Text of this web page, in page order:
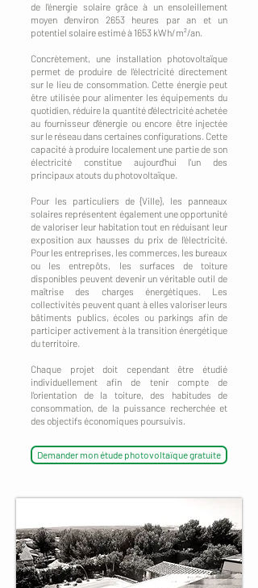
de l'énergie solaire grâce à un ensoleillement
moyen d'environ 2653 heures par an et un
potentiel solaire estimé à 1653 kWh/m²/an.
Concrètement, une installation photovoltaïque
permet de produire de l'électricité directement
sur le lieu de consommation. Cette énergie peut
être utilisée pour alimenter les équipements du
quotidien, réduire la quantité d'électricité achetée
au fournisseur d'énergie ou encore être injectée
sur le réseau dans certaines configurations. Cette
capacité à produire localement une partie de son
électricité constitue aujourd'hui l'un des
principaux atouts du photovoltaïque.
Pour les particuliers de {Ville}, les panneaux
solaires représentent également une opportunité
de valoriser leur habitation tout en réduisant leur
exposition aux hausses du prix de l'électricité.
Pour les entreprises, les commerces, les bureaux
ou les entrepôts, les surfaces de toiture
disponibles peuvent devenir un véritable outil de
maîtrise des charges énergétiques. Les
collectivités peuvent quant à elles valoriser leurs
bâtiments publics, écoles ou parkings afin de
participer activement à la transition énergétique
du territoire.
Chaque projet doit cependant être étudié
individuellement afin de tenir compte de
l'orientation de la toiture, des habitudes de
consommation, de la puissance recherchée et
des objectifs économiques poursuivis.
Demander mon étude photovoltaïque gratuite